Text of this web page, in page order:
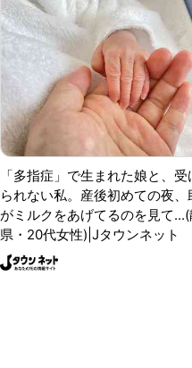
「多指症」で生まれた娘と、受
られない私。産後初めての夜、
がミルクをあげてるのを見て...(
県・20代女性)|Jタウンネット